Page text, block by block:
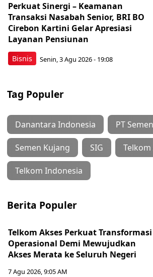
Bisnis
Perkuat Sinergi – Keamanan
Transaksi Nasabah Senior, BRI BO
Cirebon Kartini Gelar Apresiasi
Layanan Pensiunan
Senin, 3 Agu 2026 - 19:08
Tag Populer
Danantara Indonesia PT
Semen Kujang SIG Telkom
Telkom Indonesia
Berita Populer
Telkom Akses Perkuat Transformasi
Operasional Demi Mewujudkan
Akses Merata ke Seluruh Negeri
7 Agu 2026, 9:05 AM